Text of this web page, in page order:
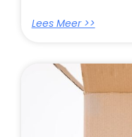
Lees Meer >>